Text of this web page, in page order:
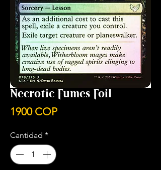
Necrotic Fumes Foil
1900 COPPrecio
Cantidad *